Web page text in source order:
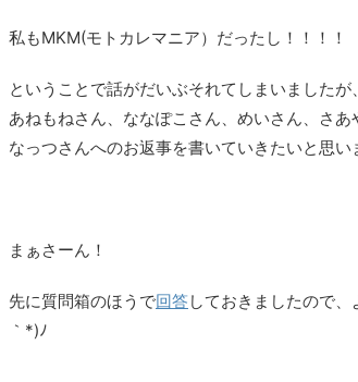
私もMKM(モトカレマニア）だったし！！！！
ということで話がだいぶそれてしまいました
あねもねさん、ななぽこさん、めいさん、さ
なっつさんへのお返事を書いていきたいと思い
まぁさーん！
先に質問箱のほうで回答しておきましたので
｀*)ﾉ